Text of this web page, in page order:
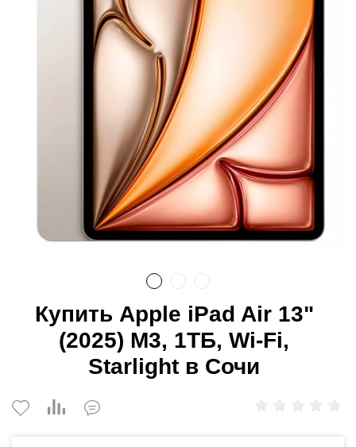
Купить Apple iPad Air 13"
(2025) M3, 1ТБ, Wi-Fi,
Starlight в Сочи